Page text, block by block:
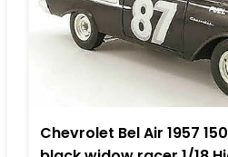
Chevrolet Bel Air 1957